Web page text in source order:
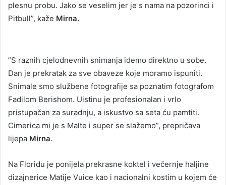
plesnu probu. Jako se veselim jer je s nama na pozorinci i
Pitbull”, kaže Mirna.
”S raznih cjelodnevnih snimanja idemo direktno u sobe.
Dan je prekratak za sve obaveze koje moramo ispuniti.
Snimale smo službene fotografije sa poznatim fotografom
Fadilom Berishom. Uistinu je profesionalan i vrlo
pristupačan za suradnju, a iskustvo sa seta ću pamtiti.
Cimerica mi je s Malte i super se slažemo”, prepričava
lijepa Mirna.
Na Floridu je ponijela prekrasne koktel i večernje haljine
dizajnerice Matije Vuice kao i nacionalni kostim u kojem će